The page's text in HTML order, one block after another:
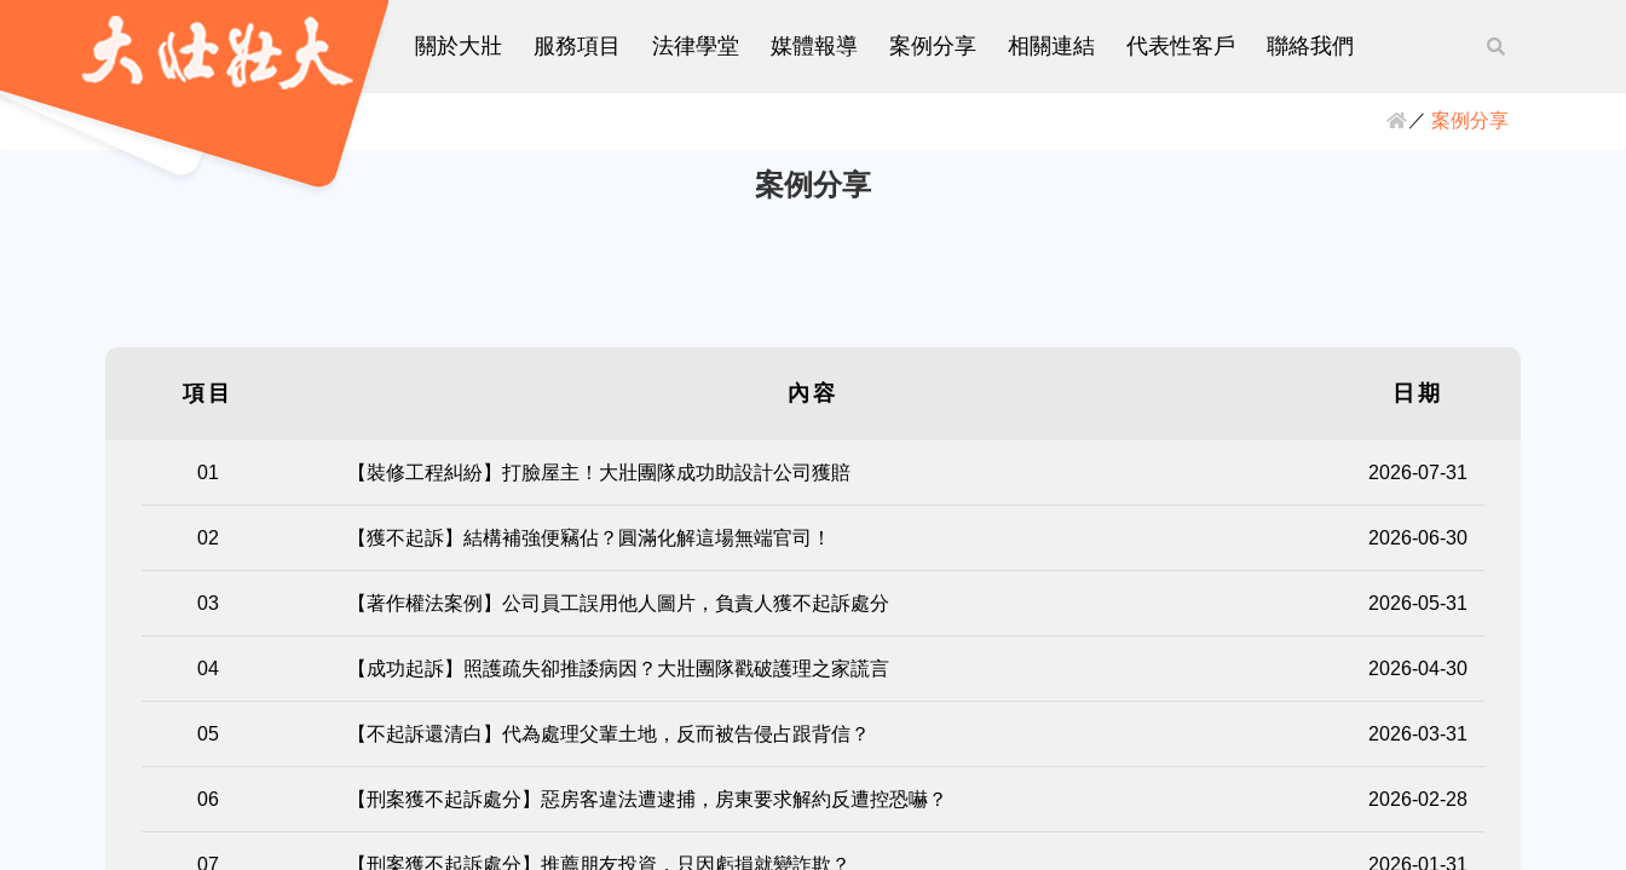
關於大壯 服務項目 法律學堂 媒體報導 案例分享 相關連結 代表性客戶 聯絡我們
案例分享
案例分享
項目 內容 日期
【裝修工程糾紛】打臉屋主！大壯團隊成功助設計公司獲賠 2026-07-31
【獲不起訴】結構補強便竊佔？圓滿化解這場無端官司！ 2026-06-30
【著作權法案例】公司員工誤用他人圖片，負責人獲不起訴處分 2026-05-31
【成功起訴】照護疏失卻推諉病因？大壯團隊戳破護理之家謊言 2026-04-30
【不起訴還清白】代為處理父輩土地，反而被告侵占跟背信？ 2026-03-31
【刑案獲不起訴處分】惡房客違法遭逮捕，房東要求解約反遭控恐嚇？ 2026-02-28
【刑案獲不起訴處分】推薦朋友投資，只因虧損就變詐欺？ 2026-01-31